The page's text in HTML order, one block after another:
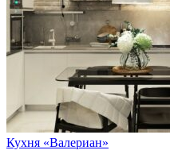
Кухня «Валериан»